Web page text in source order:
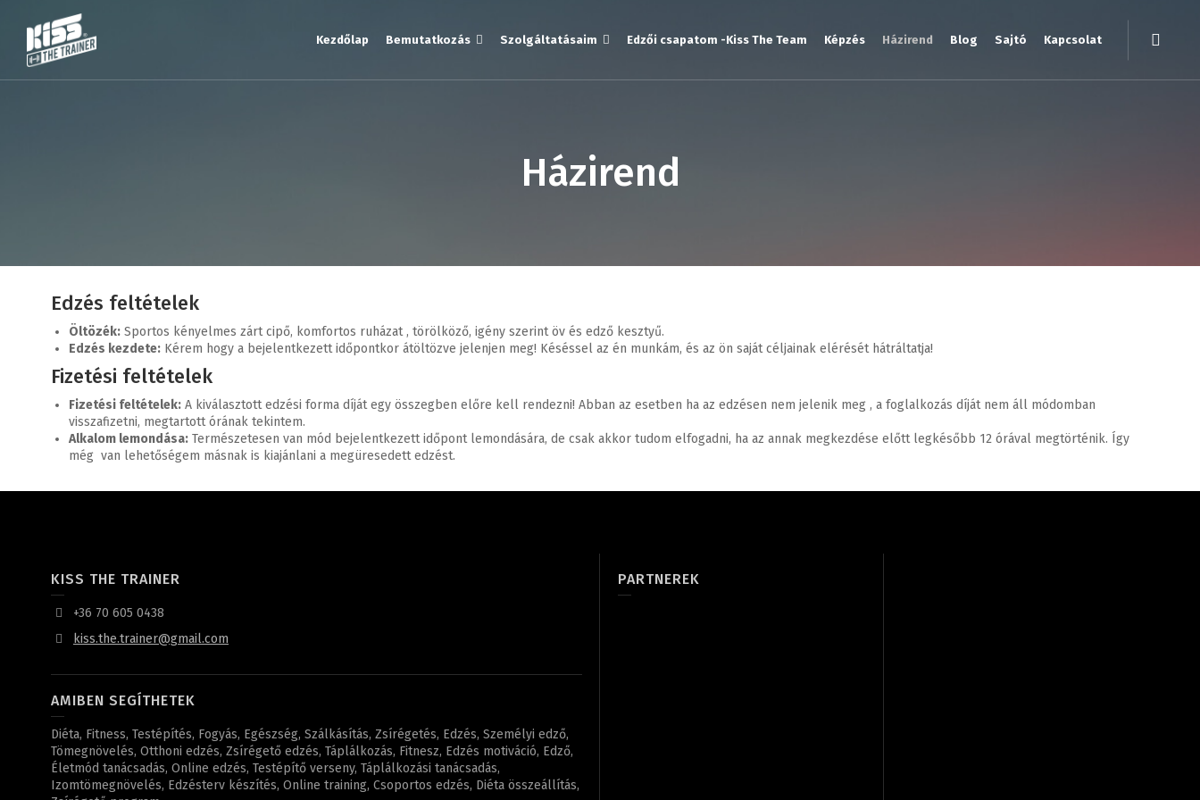
Kezdőlap Bemutatkozás Szolgáltatásaim Edzői csapatom -Kiss The Team Képzés Házirend Blog Sajtó Kapcsolat
Házirend
Edzés feltételek
Öltözék: Sportos kényelmes zárt cipő, komfortos ruházat , törölköző, igény szerint öv és edző kesztyű.
Edzés kezdete: Kérem hogy a bejelentkezett időpontkor átöltözve jelenjen meg! Késéssel az én munkám, és az ön saját céljainak elérését hátráltatja!
Fizetési feltételek
Fizetési feltételek: A kiválasztott edzési forma díját egy összegben előre kell rendezni! Abban az esetben ha az edzésen nem jelenik meg , a foglalkozás díját nem áll módomban
visszafizetni, megtartott órának tekintem.
Alkalom lemondása: Természetesen van mód bejelentkezett időpont lemondására, de csak akkor tudom elfogadni, ha az annak megkezdése előtt legkésőbb 12 órával megtörténik. Így
még van lehetőségem másnak is kiajánlani a megüresedett edzést.
KISS THE TRAINER
+36 70 605 0438
kiss.the.trainer@gmail.com
AMIBEN SEGÍTHETEK
Diéta, Fitness, Testépítés, Fogyás, Egészség, Szálkásítás, Zsírégetés, Edzés, Személyi edző,
Tömegnövelés, Otthoni edzés, Zsírégető edzés, Táplálkozás, Fitnesz, Edzés motiváció, Edző,
Életmód tanácsadás, Online edzés, Testépítő verseny, Táplálkozási tanácsadás,
Izomtömegnövelés, Edzésterv készítés, Online training, Csoportos edzés, Diéta összeállítás,
PARTNEREK